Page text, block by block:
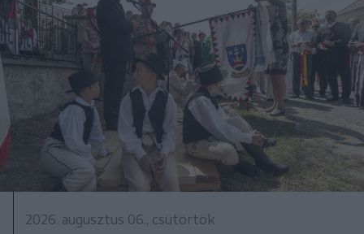
2026. augusztus 06., csütörtök